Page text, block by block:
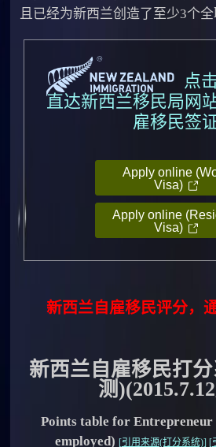
且已经为新西兰创造了至少3个全
点
直达新西兰移民局网
雇移民签
Apply online
Visa)
Apply online
Visa)
新西兰自雇移民评分，
新西兰自雇移民打
测
Points table for
employed) [引用来源(打分系统)] [